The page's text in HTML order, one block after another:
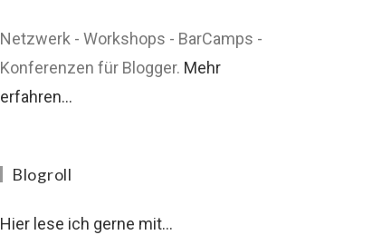
Netzwerk - Workshops - BarCamps -
Konferenzen für Blogger. Mehr
erfahren...
Blogroll
Hier lese ich gerne mit...